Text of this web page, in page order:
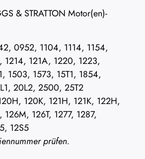
& STRATTON Motor(en)-
0952, 1104, 1114, 1154,
1214, 121A, 1220, 1223,
1503, 1573, 15T1, 1854,
20L2, 2500, 25T2
120K, 121H, 121K, 122H,
126T, 1277, 1287,
12S5
prüfen.